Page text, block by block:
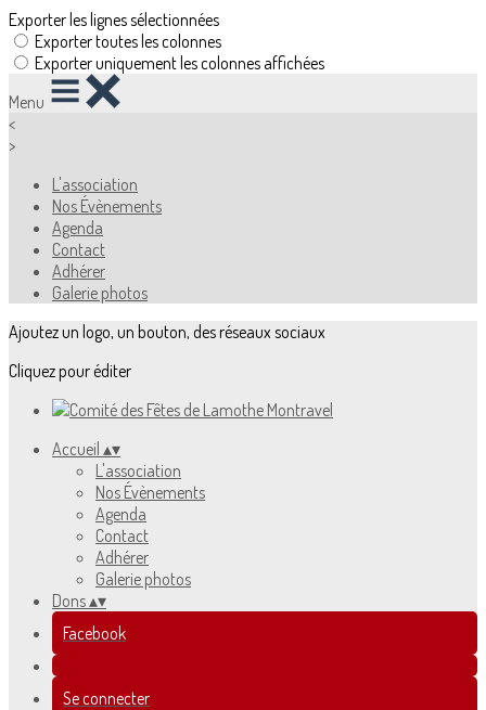
Exporter les lignes sélectionnées
Exporter toutes les colonnes
Exporter uniquement les colonnes affichées
Menu
<
>
L'association
Nos Évènements
Agenda
Contact
Adhérer
Galerie photos
Ajoutez un logo, un bouton, des réseaux sociaux
Cliquez pour éditer
Accueil ▴▾
L'association
Nos Évènements
Agenda
Contact
Adhérer
Galerie photos
Dons▴▾
Facebook
Se connecter